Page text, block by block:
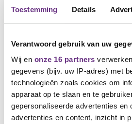
Toestemming Details
Verantwoord gebruik van uw
Wij en onze 16 partners
gegevens (bijv. uw IP-adres) met
technologieën zoals cookies om
apparaat op te slaan en te
gepersonaliseerde advertenties en
advertenties en content, inzicht in
Je kunt alle info over de cao-
terugvinden op de cao-pagina.
vragen stellen of reageren. Ga
de link in deze nieuwsbrief niet
de cao-pagina vinden via
daar in de zoekbalk Avebe in.
Auke Wietze Bosma,
bestuurder CNV
M: 06 81920453